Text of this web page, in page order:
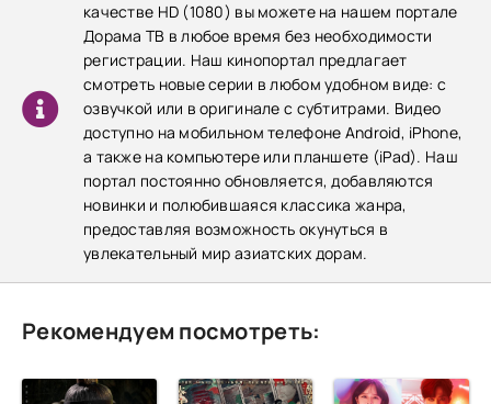
качестве HD (1080) вы можете на нашем портале
Дорама ТВ в любое время без необходимости
регистрации. Наш кинопортал предлагает
смотреть новые серии в любом удобном виде: с
озвучкой или в оригинале с субтитрами. Видео
доступно на мобильном телефоне Android, iPhone,
а также на компьютере или планшете (iPad). Наш
портал постоянно обновляется, добавляются
новинки и полюбившаяся классика жанра,
предоставляя возможность окунуться в
увлекательный мир азиатских дорам.
Рекомендуем посмотреть: